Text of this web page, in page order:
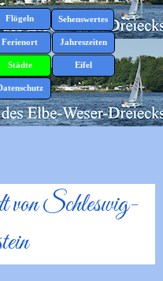
Menü überspringen
▼
Flögeln ▼
Sehenswertes ▼
▼
Ferienort ▼
Jahreszeiten
▼
Städte ▼
Eifel ▼
▼
Schleswig-